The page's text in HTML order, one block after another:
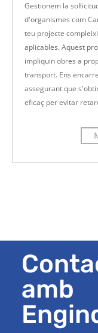
Gestionem la
d'organismes com
teu projecte
aplicables. Aquest
impliquin obres a
transport. Ens
assegurant que
eficaç per evitar
amb